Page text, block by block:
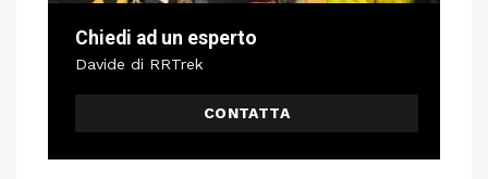
Chiedi ad un esperto
Davide di RRTrek
CONTATTA